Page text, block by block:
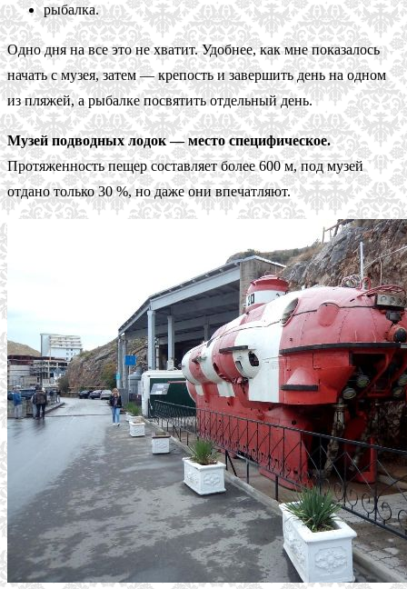
рыбалка.
Одно дня на все это не хватит. Удобнее, как мне показалось
начать с музея, затем — крепость и завершить день на одном
из пляжей, а рыбалке посвятить отдельный день.
Музей подводных лодок — место специфическое.
Протяженность пещер составляет более 600 м, под музей
отдано только 30 %, но даже они впечатляют.